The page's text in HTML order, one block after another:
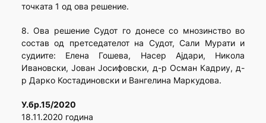
точката 1 од ова решение.
8. Ова решение Судот го донесе со мнозинство во
состав од претседателот на Судот, Сали Мурати и
судиите: Елена Гошева, Насер Ајдари, Никола
Ивановски, Јован Јосифовски, д-р Осман Кадриу, д-
р Дарко Костадиновски и Вангелина Маркудова.
У.бр.15/2020
18.11.2020 година